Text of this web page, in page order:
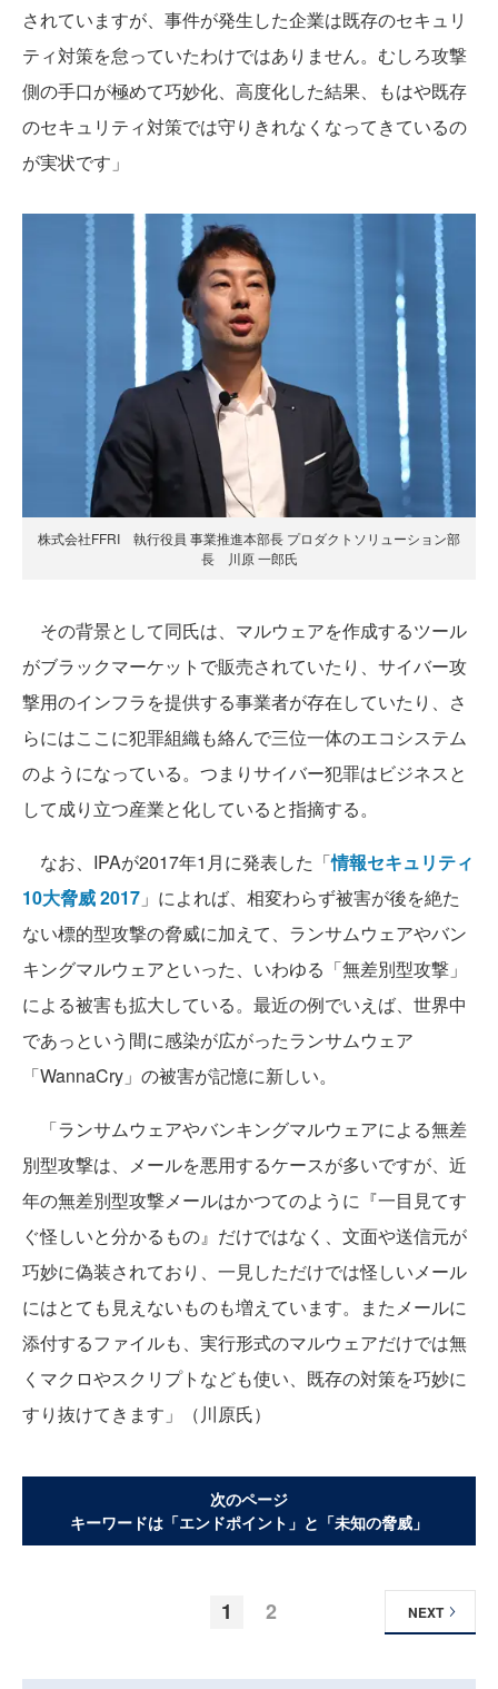
されていますが、事件が発生した企業は既存のセキュリ
ティ対策を怠っていたわけではありません。むしろ攻撃
側の手口が極めて巧妙化、高度化した結果、もはや既存
のセキュリティ対策では守りきれなくなってきているの
が実状です」
株式会社FFRI 執行役員 事業推進本部長 プロダクトソリューション部
長 川原 一郎氏
その背景として同氏は、マルウェアを作成するツール
がブラックマーケットで販売されていたり、サイバー攻
撃用のインフラを提供する事業者が存在していたり、さ
らにはここに犯罪組織も絡んで三位一体のエコシステム
のようになっている。つまりサイバー犯罪はビジネスと
して成り立つ産業と化していると指摘する。
なお、IPAが2017年1月に発表した「情報セキュリティ
10大脅威 2017 」によれば、相変わらず被害が後を絶た
ない標的型攻撃の脅威に加えて、ランサムウェアやバン
キングマルウェアといった、いわゆる「無差別型攻撃」
による被害も拡大している。最近の例でいえば、世界中
であっという間に感染が広がったランサムウェア
「WannaCry」の被害が記憶に新しい。
「ランサムウェアやバンキングマルウェアによる無差
別型攻撃は、メールを悪用するケースが多いですが、近
年の無差別型攻撃メールはかつてのように『一目見てす
ぐ怪しいと分かるもの』だけではなく、文面や送信元が
巧妙に偽装されており、一見しただけでは怪しいメール
にはとても見えないものも増えています。またメールに
添付するファイルも、実行形式のマルウェアだけでは無
くマクロやスクリプトなども使い、既存の対策を巧妙に
すり抜けてきます」（川原氏）
次のページ
キーワードは「エンドポイント」と「未知の脅威」
1 2 NEXT